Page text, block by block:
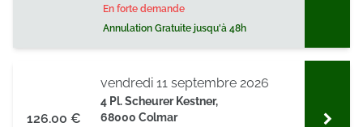
En forte demande
Annulation Gratuite jusqu'à 48h
126.00 €
4 Pl. Scheurer Kestner,
68000 Colmar
vendredi 11 septembre 2026